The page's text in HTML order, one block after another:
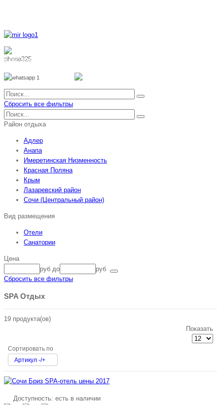
8 962 888 51 55
Сбросить все фильтры
Район отдыха
Адлер
Анапа
Имеретинская Низменность
Красная Поляна
Крым
Лазаревский район
Сочи (Центральный район)
Вид размещения
Отели
Санатории
Цена
руб до
руб
Сбросить все фильтры
SPA Отдых
19 продукта(ов)
Показать
Сортировать по
Артикул -/+
Доступность: есть в наличии